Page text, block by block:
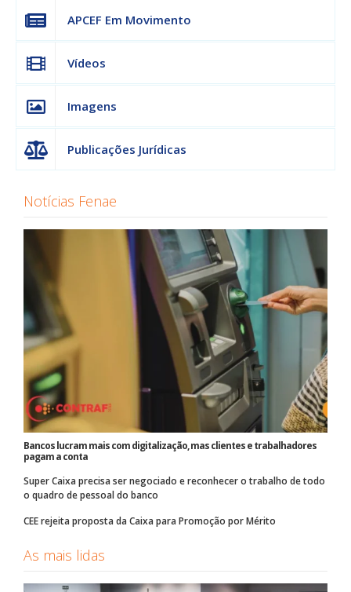
APCEF Em Movimento
Vídeos
Imagens
Publicações Jurídicas
Notícias Fenae
Bancos lucram mais com digitalização, mas clientes e trabalhadores
pagam a conta
Super Caixa precisa ser negociado e reconhecer o trabalho de todo
o quadro de pessoal do banco
CEE rejeita proposta da Caixa para Promoção por Mérito
As mais lidas